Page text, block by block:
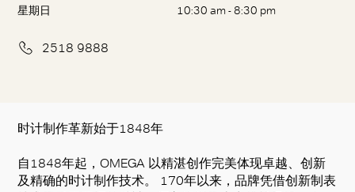
星期日
10:30 am - 8:30 pm
2518 9888
时计制作革新始于1848年
自1848年起，OMEGA 以精湛创作完美体现卓越、创新
及精确的时计制作技术。 170年以来，品牌凭借创新制表